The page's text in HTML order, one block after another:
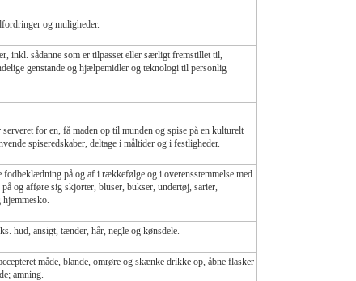
og muligheder.
inkl. sådanne som er tilpasset eller særligt fremstillet til,
genstande og hjælpemidler og teknologi til personlig
for en, få maden op til munden og spise på en kulturelt
spiseredskaber, deltage i måltider og i festligheder.
på og af i rækkefølge og i overensstemmelse med
og afføre sig skjorter, bluser, bukser, undertøj, sarier,
hud, ansigt, tænder, hår, negle og kønsdele.
måde, blande, omrøre og skænke drikke op, åbne flasker
amning.